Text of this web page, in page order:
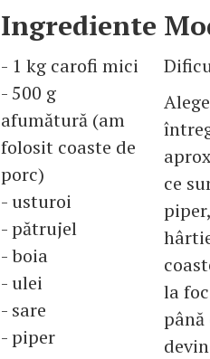
Ingrediente
- 1 kg carofi mici
- 500 g
afumătură (am
folosit coaste de
porc)
- usturoi
- pătrujel
- boia
- ulei
- sare
- piper
ce
la